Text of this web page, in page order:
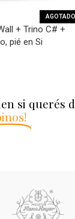
AGOTADO
+ Trino C# +
pié en Si
si querés